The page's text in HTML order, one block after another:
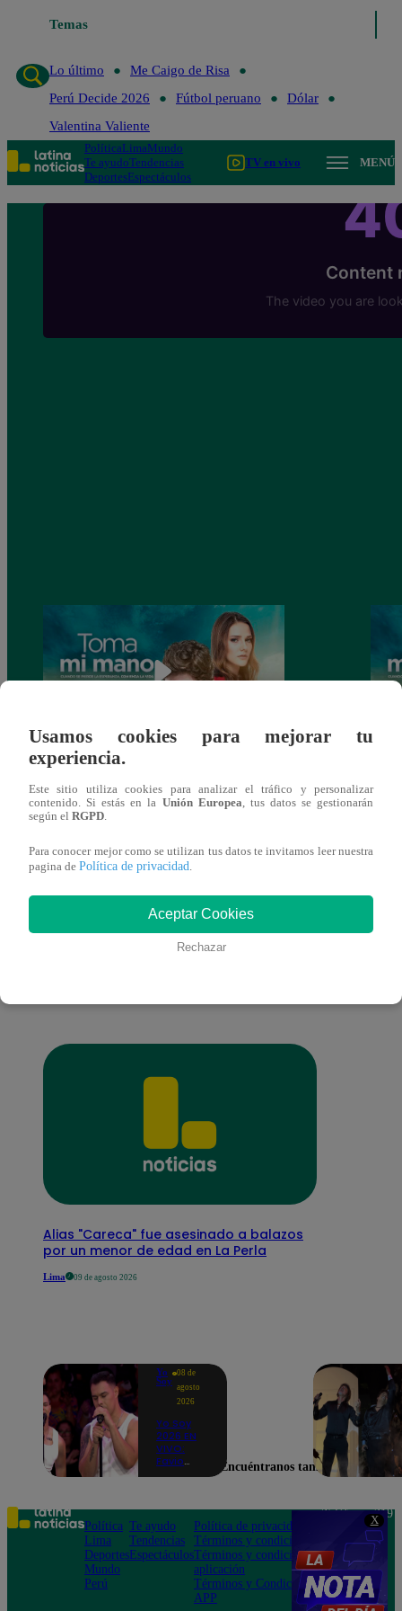
X
Temas
Lo último
Me Caigo de Risa
Perú Decide 2026
Fútbol peruano
Dólar
Valentina Valiente
PolíticaLimaMundo
Te ayudoTendencias
DeportesEspectáculos
TV en vivo MENÚ
ver capítulo 150 completo (online y
español)
ver
También te puede
Alias "Careca" fue asesinado a balazos
por un menor de edad en La Perla
Lima 09 de agosto 2026
Yo
Soy
08 de
agosto
2026
Yo Soy
2026 EN
VIVO:
Favio
Ricky
Martin y
pone a
bailar a
todos en
CASTING
EN VIVO
Usamos cookies para mejorar tu
experiencia.
Este sitio utiliza cookies para analizar el tráfico y personalizar
contenido. Si estás en la Unión Europea , tus datos se gestionarán
según el RGPD
Para conocer mejor como se utilizan tus datos te invitamos leer nuestra
pagina de Política de privacidad
Aceptar Cookies
Rechazar
Encuéntranos también en
Política
Lima
Deportes
Mundo
Perú
Te ayudo
Tendencias
Espectáculos
Política de privacidad
Términos y condiciones
Términos y condiciones
aplicación
Términos y Condiciones
APP
Teléfono: 219
Av. San
Felipe 968
Jesús María